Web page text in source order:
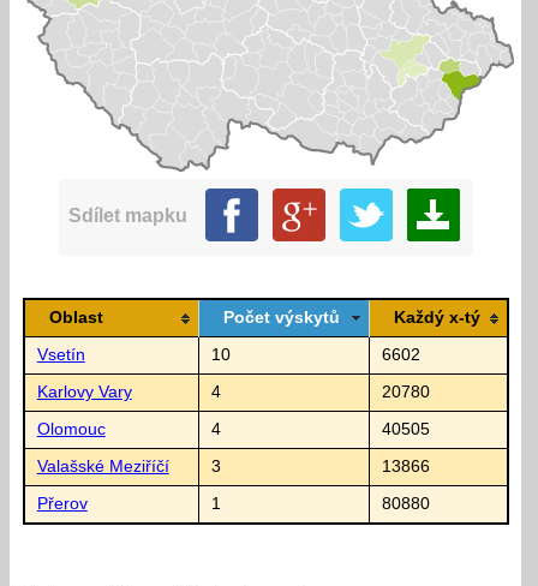
Sdílet mapku
Oblast Počet výskytů Každý x-tý
Vsetín 10 6602
Karlovy Vary 4 20780
Olomouc 4 40505
Valašské Meziříčí 3 13866
Přerov 1 80880